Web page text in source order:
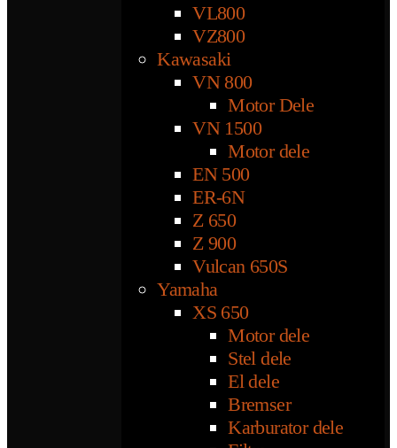
VL800
VZ800
Kawasaki
VN 800
Motor Dele
VN 1500
Motor dele
EN 500
ER-6N
Z 650
Z 900
Vulcan 650S
Yamaha
XS 650
Motor dele
Stel dele
El dele
Bremser
Karburator dele